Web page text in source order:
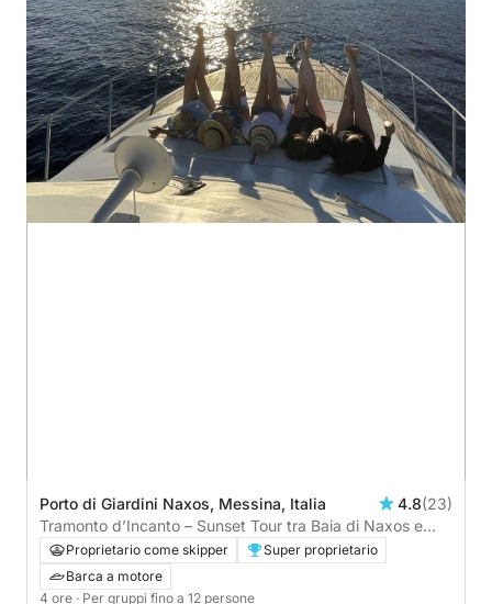
Porto di Giardini Naxos, Messina, Italia 4.8(23)
Tramonto d’Incanto – Sunset Tour tra Baia di Naxos e
Isola Bella
Proprietario come skipper
Super proprietario
Barca a motore
4 ore · Per gruppi fino a 12 persone